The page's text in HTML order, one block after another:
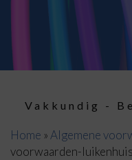
Vakkundig -
Home » Algemene
voorwaarden-